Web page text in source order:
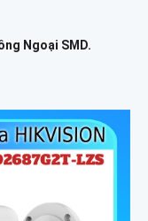
Ngoại SMD.